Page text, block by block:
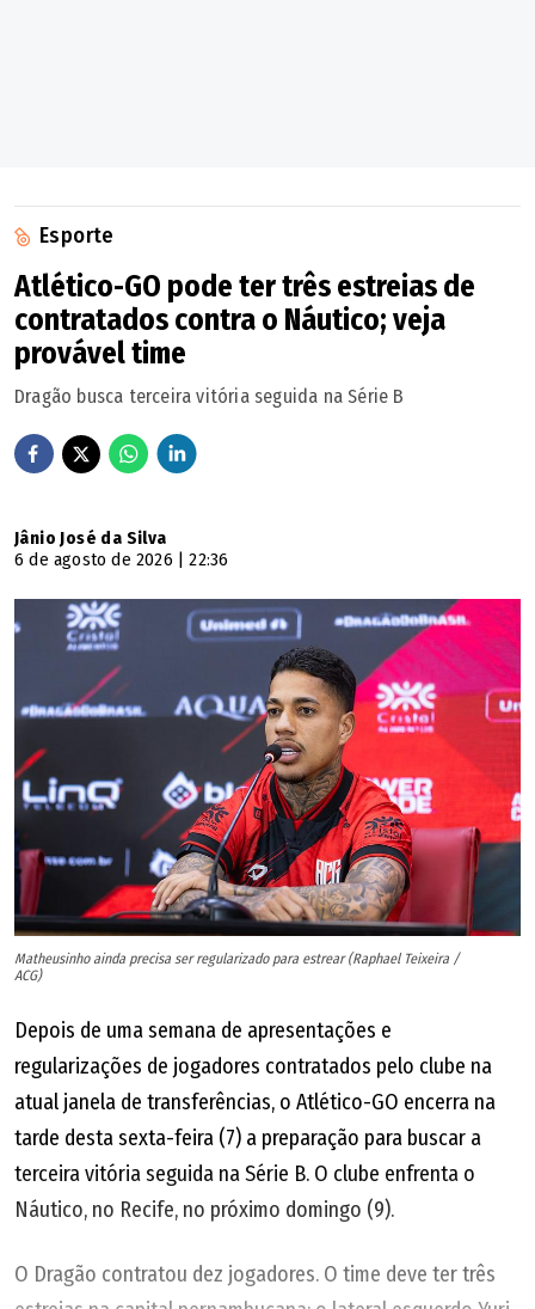
Esporte
Atlético-GO pode ter três estreias de
contratados contra o Náutico; veja
provável time
Dragão busca terceira vitória seguida na Série B
Jânio José da Silva
6 de agosto de 2026 | 22:36
Matheusinho ainda precisa ser regularizado para estrear (Raphael Teixeira /
ACG)
Depois de uma semana de apresentações e
regularizações de jogadores contratados pelo clube na
atual janela de transferências, o Atlético-GO encerra na
tarde desta sexta-feira (7) a preparação para buscar a
terceira vitória seguida na Série B. O clube enfrenta o
Náutico, no Recife, no próximo domingo (9).
O Dragão contratou dez jogadores. O time deve ter três